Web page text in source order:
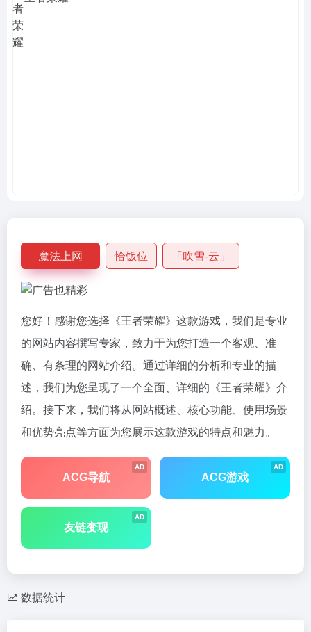
魔法上网 恰饭位 「吹雪-云」
您好！感谢您选择《王者荣耀》这款游戏，我们是专业
的网站内容撰写专家，致力于为您打造一个客观、准
确、有条理的网站介绍。通过详细的分析和专业的描
述，我们为您呈现了一个全面、详细的《王者荣耀》介
绍。接下来，我们将从网站概述、核心功能、使用场景
和优势亮点等方面为您展示这款游戏的特点和魅力。
AD
ACG导航
AD
ACG游戏
AD
友链变现
数据统计